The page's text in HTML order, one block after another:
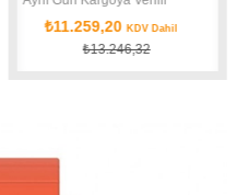
₺11.259,20KDV Dahil
₺13.246,32